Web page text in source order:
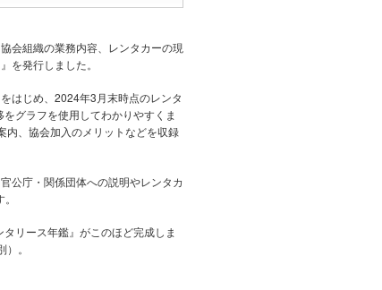
会組織の業務内容、レンタカーの現
を発行しました。
はじめ、2024年3月末時点のレンタ
グラフを使用してわかりやすくま
内、協会加入のメリットなどを収録
公庁・関係団体への説明やレンタカ
リース年鑑』がこのほど完成しま
。